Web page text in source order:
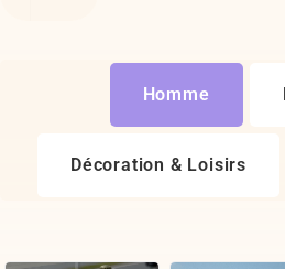
Homme
Décoration & Loisirs